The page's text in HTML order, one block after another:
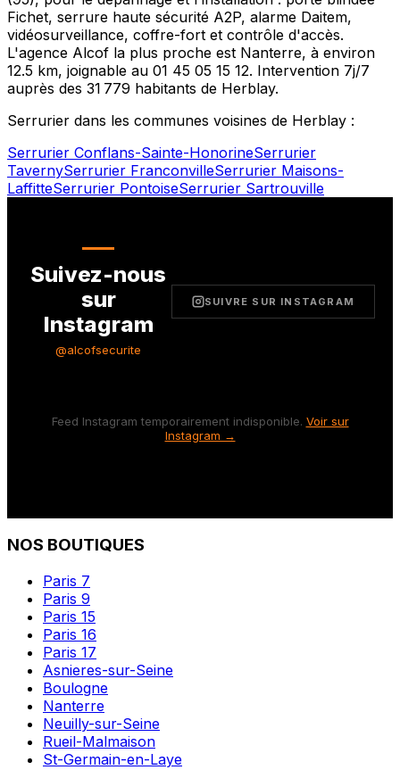
Fichet, serrure haute sécurité A2P, alarme Daitem,
vidéosurveillance, coffre-fort et contrôle d'accès.
L'agence Alcof la plus proche est Nanterre, à environ
12.5 km, joignable au 01 45 05 15 12. Intervention 7j/7
auprès des 31 779 habitants de Herblay.
Serrurier dans les communes voisines de Herblay :
Serrurier Conflans-Sainte-HonorineSerrurier
TavernySerrurier FranconvilleSerrurier Maisons-
LaffitteSerrurier PontoiseSerrurier Sartrouville
Suivez-nous
sur
Instagram
@alcofsecurite
SUIVRE SUR INSTAGRAM
Feed Instagram temporairement indisponible. Voir sur
Instagram →
NOS BOUTIQUES
Paris 7
Paris 9
Paris 15
Paris 16
Paris 17
Asnieres-sur-Seine
Boulogne
Nanterre
Neuilly-sur-Seine
Rueil-Malmaison
St-Germain-en-Laye